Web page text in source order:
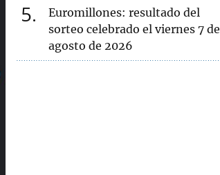
5
Euromillones: resultado del
sorteo celebrado el viernes 7 de
agosto de 2026